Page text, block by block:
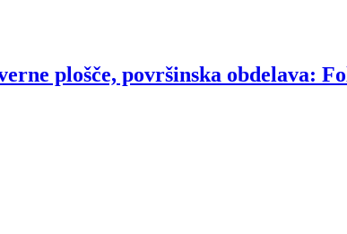
plošče, površinska obdelava: